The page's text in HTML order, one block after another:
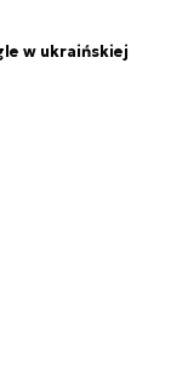
w ukraińskiej